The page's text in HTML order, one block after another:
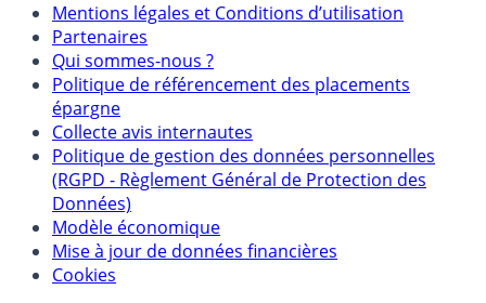
Mentions légales et Conditions d’utilisation
Partenaires
Qui sommes-nous ?
Politique de référencement des placements
épargne
Collecte avis internautes
Politique de gestion des données personnelles
(RGPD - Règlement Général de Protection des
Données)
Modèle économique
Mise à jour de données financières
Cookies